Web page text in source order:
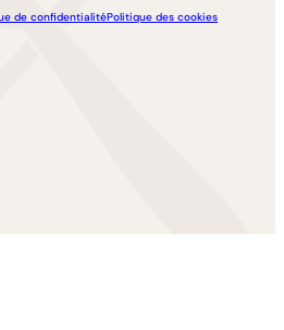
de confidentialitéPolitique des cookies